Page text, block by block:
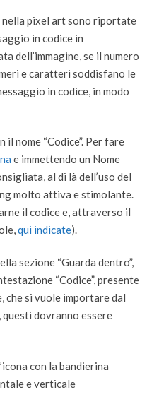
nella pixel art sono riportate
in codice in
dell’immagine, se il numero
e caratteri soddisfano le
in codice, in modo
il nome “Codice”. Per fare
e immettendo un Nome
al di là dell’uso del
molto attiva e stimolante.
il codice e, attraverso il
qui indicate).
sezione “Guarda dentro”,
“Codice”, presente
che si vuole importare dal
dovranno essere
con la bandierina
e verticale